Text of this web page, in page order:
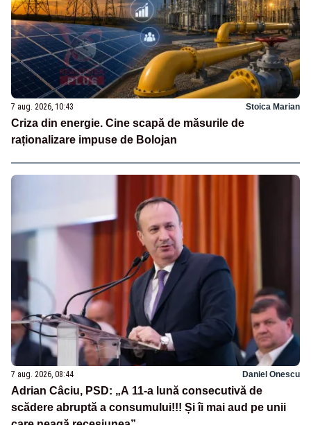
7 aug. 2026, 10:43 Stoica Marian
Criza din energie. Cine scapă de măsurile de
raționalizare impuse de Bolojan
7 aug. 2026, 08:44 Daniel Onescu
Adrian Câciu, PSD: „A 11-a lună consecutivă de
scădere abruptă a consumului!!! Și îi mai aud pe unii